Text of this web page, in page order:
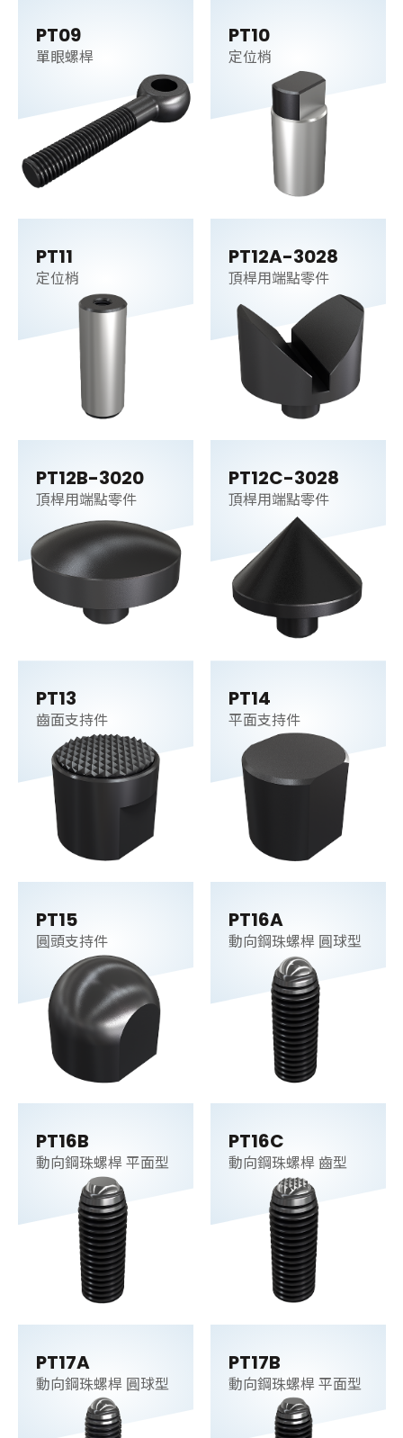
PT09
單眼螺桿
PT10
定位梢
PT11
定位梢
PT12A-3028
頂桿用端點零件
PT12B-3020
頂桿用端點零件
PT12C-3028
頂桿用端點零件
PT13
齒面支持件
PT14
平面支持件
PT15
圓頭支持件
PT16A
動向鋼珠螺桿 圓球型
PT16B
動向鋼珠螺桿 平面型
PT16C
動向鋼珠螺桿 齒型
PT17A
動向鋼珠螺桿 圓球型
PT17B
動向鋼珠螺桿 平面型